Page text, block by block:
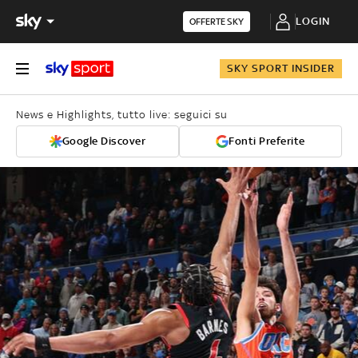
OFFERTE SKY LOGIN
SKY SPORT INSIDER
News e Highlights, tutto live: seguici su
Google Discover Fonti Preferite